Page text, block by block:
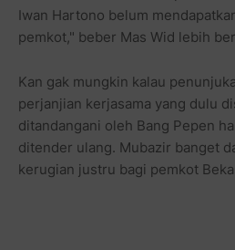
Iwan Hartono belum
pemkot," beber Mas Wid lebih
Kan gak mungkin kalau
perjanjian kerjasama yang dulu
ditandangani oleh Bang Pepen
ditender ulang. Mubazir banget
kerugian justru bagi pemkot